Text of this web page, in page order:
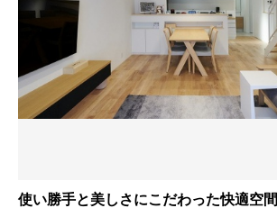
使い勝手と美しさにこだわった快適空間